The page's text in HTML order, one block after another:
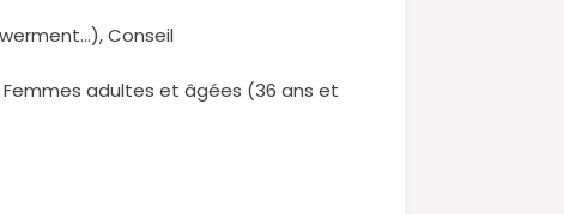
Conseil
Femmes adultes et âgées (36 ans et